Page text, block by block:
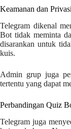
Keamanan dan
Telegram dikenal
Bot tidak meminta
disarankan untuk
kuis.
Admin grup juga
tertentu yang dapat
Perbandingan Quiz
Telegram juga